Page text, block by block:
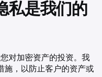
私是我们的
对加密资产的投资。我
施，以防止客户的资产或